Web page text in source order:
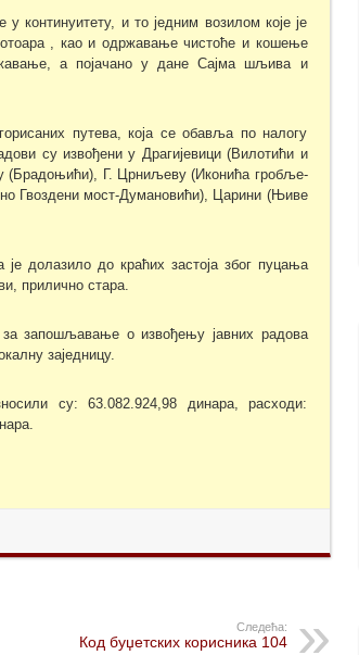
и то једним возилом које је
, као и одржавање чистоће и кошење
а појачано у дане Сајма шљива и
путева, која се обавља по налогу
су извођени у Драгијевици (Вилотићи и
(Брадоњићи), Г. Црниљеву (Иконића гробље-
Гвоздени мост-Думановићи), Царини (Њиве
долазило до краћих застоја због пуцања
прилично стара.
запошљавање о извођењу јавних радова
заједницу.
су: 63.082.924,98 динара, расходи:
Следећа:
Код буџетских корисника 104